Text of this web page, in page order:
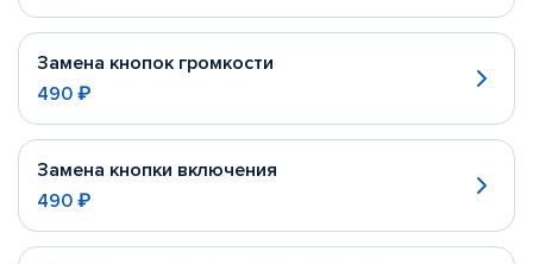
Замена кнопок громкости
490 ₽
Замена кнопки включения
490 ₽